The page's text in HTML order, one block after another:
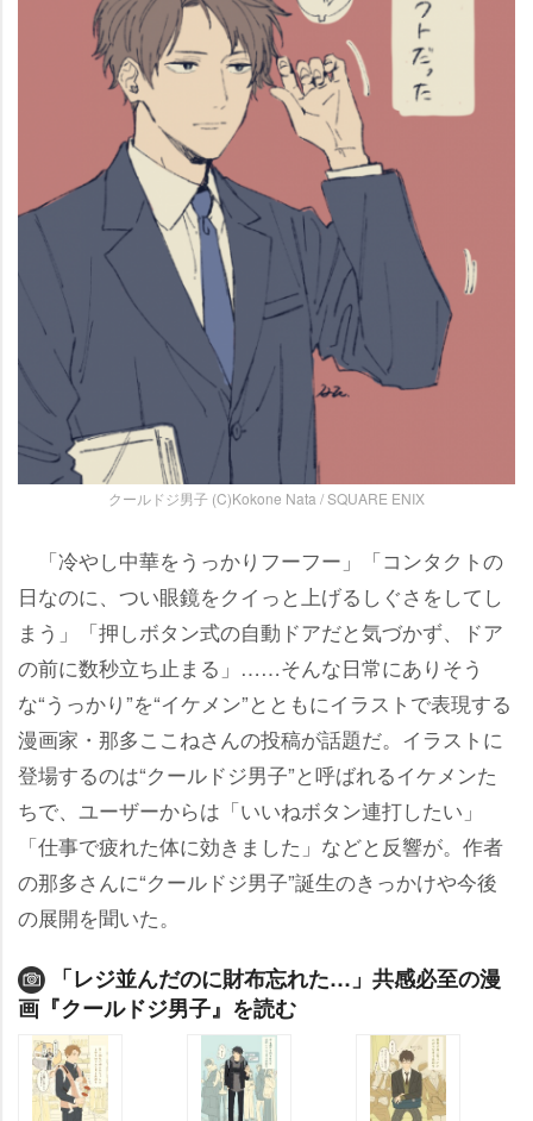
クールドジ男子 (C)Kokone Nata / SQUARE ENIX
「冷やし中華をうっかりフーフー」「コンタクトの
日なのに、つい眼鏡をクイっと上げるしぐさをしてし
まう」「押しボタン式の自動ドアだと気づかず、ドア
の前に数秒立ち止まる」……そんな日常にありそう
な“うっかり”を“イケメン”とともにイラストで表現する
漫画家・那多ここねさんの投稿が話題だ。イラストに
登場するのは“クールドジ男子”と呼ばれるイケメンた
ちで、ユーザーからは「いいねボタン連打したい」
「仕事で疲れた体に効きました」などと反響が。作者
の那多さんに“クールドジ男子”誕生のきっかけや今後
の展開を聞いた。
「レジ並んだのに財布忘れた…」共感必至の漫
画『クールドジ男子』を読む